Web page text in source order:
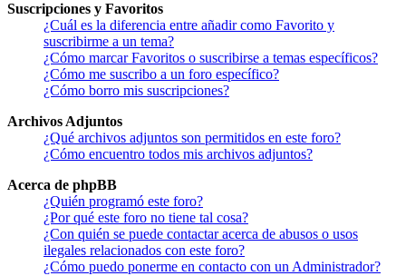
Suscripciones y Favoritos
¿Cuál es la diferencia entre añadir como Favorito y
suscribirme a un tema?
¿Cómo marcar Favoritos o suscribirse a temas específicos?
¿Cómo me suscribo a un foro específico?
¿Cómo borro mis suscripciones?
Archivos Adjuntos
¿Qué archivos adjuntos son permitidos en este foro?
¿Cómo encuentro todos mis archivos adjuntos?
Acerca de phpBB
¿Quién programó este foro?
¿Por qué este foro no tiene tal cosa?
¿Con quién se puede contactar acerca de abusos o usos
ilegales relacionados con este foro?
¿Cómo puedo ponerme en contacto con un Administrador?